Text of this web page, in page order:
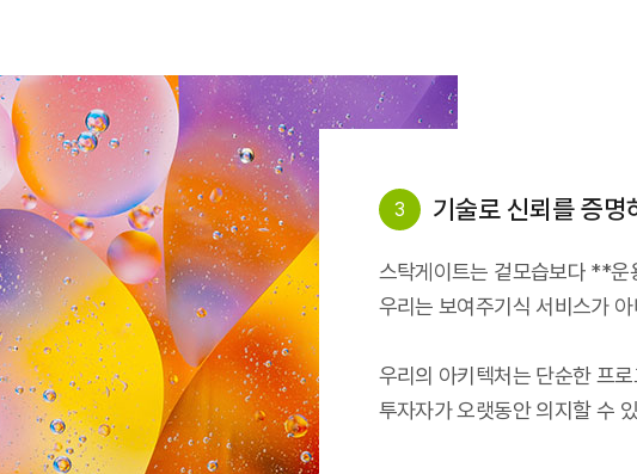
3 기술로 신뢰를 증명
스탁게이트는 겉모습보다 **
우리는 보여주기식 서비스가
우리의 아키텍처는 단순한 프로
투자자가 오랫동안 의지할 수